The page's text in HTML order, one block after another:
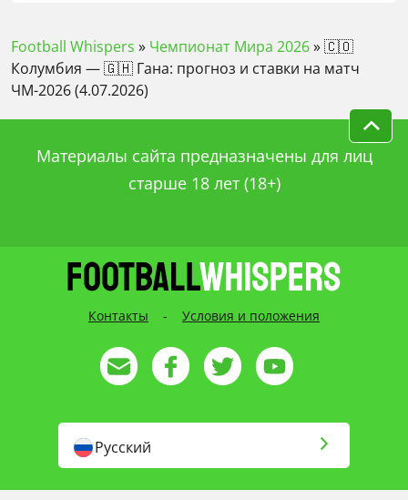
Football Whispers » Чемпионат Мира 2026»🇨🇴
Колумбия — 🇬🇭 Гана: прогноз и ставки на матч
ЧМ-2026 (4.07.2026)
Материалы сайта предназначены для лиц
старше 18 лет (18+)
Контакты - Условия и положения
Русский